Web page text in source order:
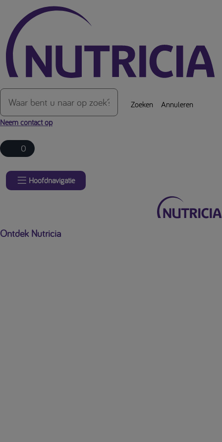
Over de inhoud van de pagina
Zoeken
Annuleren
Neem contact op
0
Hoofdnavigatie
Ontdek Nutricia